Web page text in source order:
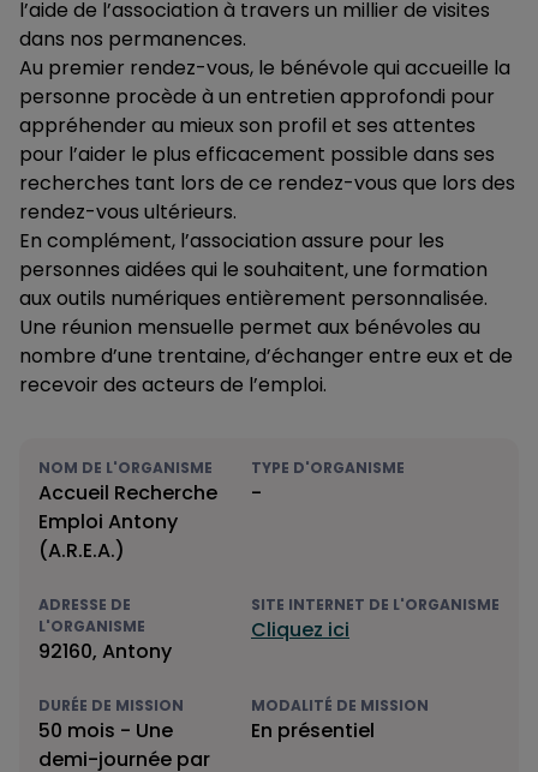
l’aide de l’association à travers un millier de visites
dans nos permanences.
Au premier rendez-vous, le bénévole qui accueille la
personne procède à un entretien approfondi pour
appréhender au mieux son profil et ses attentes
pour l’aider le plus efficacement possible dans ses
recherches tant lors de ce rendez-vous que lors des
rendez-vous ultérieurs.
En complément, l’association assure pour les
personnes aidées qui le souhaitent, une formation
aux outils numériques entièrement personnalisée.
Une réunion mensuelle permet aux bénévoles au
nombre d’une trentaine, d’échanger entre eux et de
recevoir des acteurs de l’emploi.
NOM DE L'ORGANISME
Accueil Recherche
Emploi Antony
(A.R.E.A.)
TYPE D'ORGANISME
-
ADRESSE DE
L'ORGANISME
92160, Antony
SITE INTERNET DE L'ORGANISME
Cliquez ici
DURÉE DE MISSION
50 mois - Une
demi-journée par
MODALITÉ DE MISSION
En présentiel